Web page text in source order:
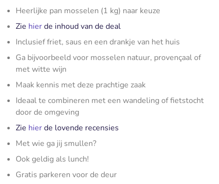
Heerlijke pan mosselen (1 kg) naar keuze
Zie hierde inhoud van de deal
Inclusief friet, saus en een drankje van het huis
Ga bijvoorbeeld voor mosselen natuur, provençaal of
met witte wijn
Maak kennis met deze prachtige zaak
Ideaal te combineren met een wandeling of fietstocht
door de omgeving
Zie hierde lovende recensies
Met wie ga jij smullen?
Ook geldig als lunch!
Gratis parkeren voor de deur